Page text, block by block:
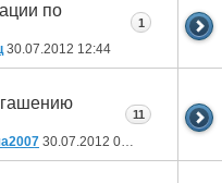
по
30.07.2012 12:44
1
30.07.2012 09:48
11